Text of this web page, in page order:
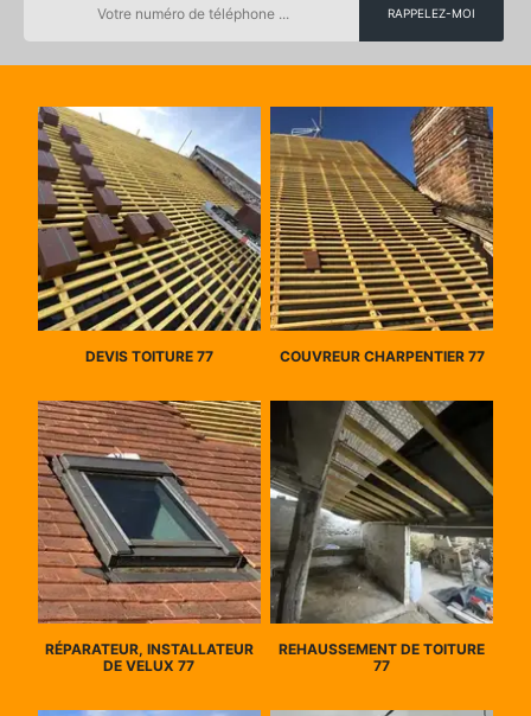
DEVIS TOITURE 77 COUVREUR CHARPENTIER 77
RÉPARATEUR, INSTALLATEUR
DE VELUX 77
REHAUSSEMENT DE TOITURE
77